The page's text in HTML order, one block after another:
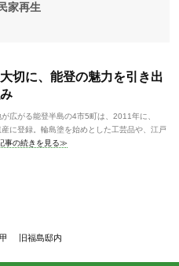
家再生
切に、能登の魅力を引き出
広がる能登半島の4市5町は、2011年に、
に登録。輪島塗を始めとした工芸品や、江戸
事の続きを見る≫
甲 旧福島邸内